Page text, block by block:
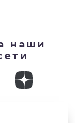
наши